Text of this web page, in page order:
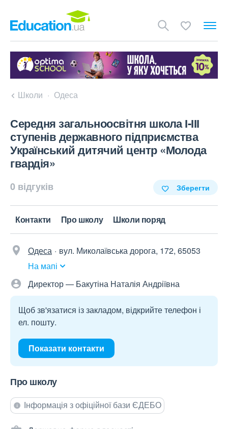
Школи Одеса
Середня загальноосвітня школа І-ІІІ
ступенів державного підприємства
Український дитячий центр «Молода
гвардія»
0 відгуків Зберегти
Контакти Про школу Школи поряд
Одеса
вул. Миколаївська дорога, 172, 65053
На мапі
Директор — Бакутіна Наталія Андріївна
Щоб зв'язатися із закладом, відкрийте телефон і
ел. пошту.
Показати контакти
Про школу
Інформація з офіційної бази ЄДЕБО